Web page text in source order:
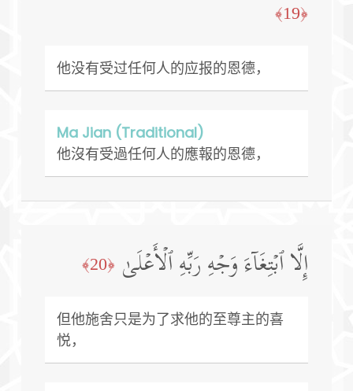
﴿19﴾
他没有受过任何人的应报的恩德，
Ma Jian (Traditional)
他沒有受過任何人的應報的恩德，
إِلَّا ٱبۡتِغَاۤءَ وَجۡهِ رَبِّهِ ٱلۡأَعۡلَىٰ ﴿20﴾
但他施舍只是为了求他的至尊主的喜
悦，